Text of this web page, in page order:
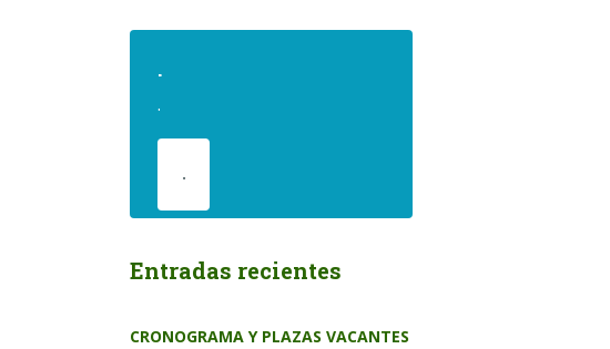
.
.
.
Entradas recientes
CRONOGRAMA Y PLAZAS VACANTES